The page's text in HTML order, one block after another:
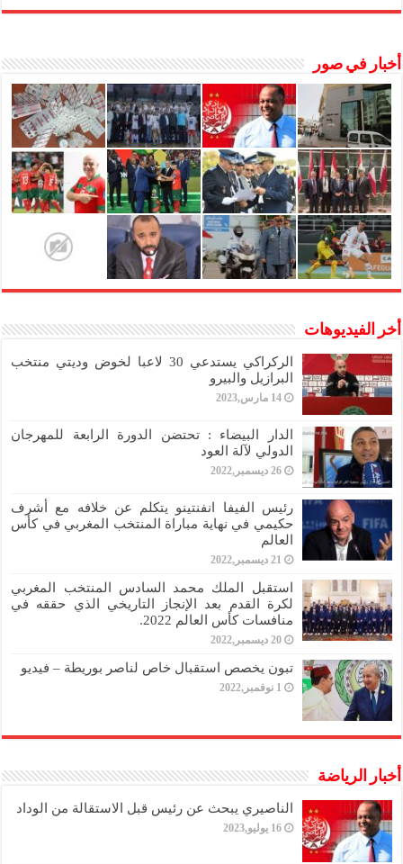
أخبار في صور
أخر الفيديوهات
الركراكي يستدعي 30 لاعبا لخوض وديتي منتخب
البرازيل والبيرو
14 مارس,2023
الدار البيضاء : تحتضن الدورة الرابعة للمهرجان
الدولي لآلة العود
26 ديسمبر,2022
رئيس الفيفا انفنتينو يتكلم عن خلافه مع أشرف
حكيمي في نهاية مباراة المنتخب المغربي في كأس
العالم
21 ديسمبر,2022
استقبل الملك محمد السادس المنتخب المغربي
لكرة القدم بعد الإنجاز التاريخي الذي حققه في
منافسات كأس العالم 2022.
20 ديسمبر,2022
تبون يخصص استقبال خاص لناصر بوريطة – فيديو
1 نوفمبر,2022
أخبار الرياضة
الناصيري يبحث عن رئيس قبل الاستقالة من الوداد
16 يوليو,2023